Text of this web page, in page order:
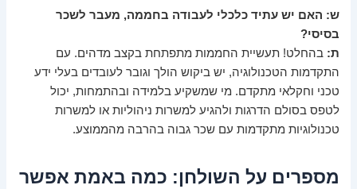
ש: האם יש עתיד כלכלי לעבודה בחממה, מעבר לשכר
בסיסי?
ת: בהחלט! תעשיית החממות מתפתחת בקצב מדהים. עם
התקדמות הטכנולוגיה, יש ביקוש הולך וגובר לעובדים בעלי ידע
טכני וחקלאי מתקדם. מי שמשקיע בלמידה ובהתמחות, יכול
לטפס בסולם הדרגות ולהגיע למשרות ניהוליות או למשרות
טכנולוגיות מתקדמות עם שכר גבוה בהרבה מהממוצע.
מספרים על השולחן: כמה באמת אפשר